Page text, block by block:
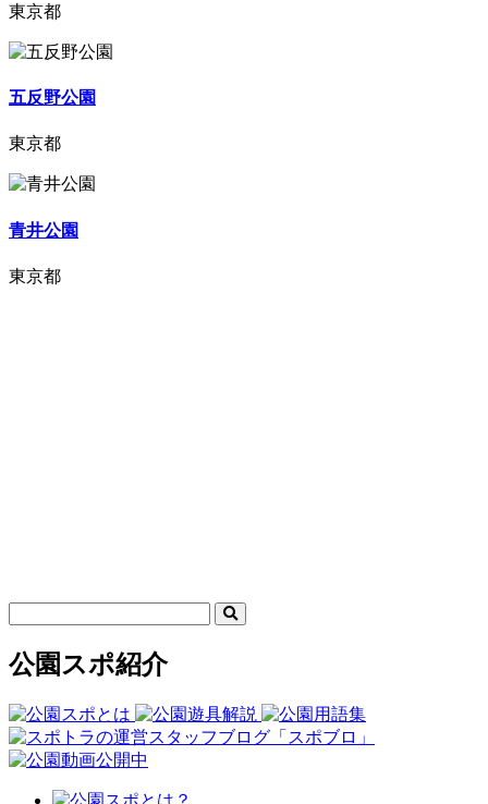
東京都
五反野公園
東京都
青井公園
東京都
公園スポ紹介